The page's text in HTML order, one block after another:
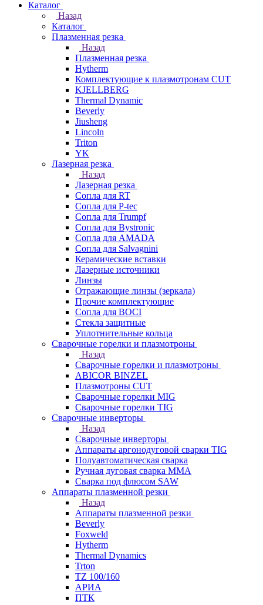
Каталог
Назад
Каталог
Плазменная резка
Назад
Плазменная резка
Hytherm
Комплектующие к плазмотронам CUT
KJELLBERG
Thermal Dynamic
Beverly
Jiusheng
Lincoln
Triton
YK
Лазерная резка
Назад
Лазерная резка
Сопла для RT
Сопла для P-tec
Сопла для Trumpf
Сопла для Bystronic
Сопла для AMADA
Сопла для Salvagnini
Керамические вставки
Лазерные источники
Линзы
Отражающие линзы (зеркала)
Прочие комплектующие
Сопла для BOCI
Стекла защитные
Уплотнительные кольца
Сварочные горелки и плазмотроны
Назад
Сварочные горелки и плазмотроны
ABICOR BINZEL
Плазмотроны CUT
Сварочные горелки MIG
Сварочные горелки TIG
Сварочные инверторы
Назад
Сварочные инверторы
Аппараты аргонодуговой сварки TIG
Полуавтоматическая сварка
Ручная дуговая сварка MMA
Сварка под флюсом SAW
Аппараты плазменной резки
Назад
Аппараты плазменной резки
Beverly
Foxweld
Hytherm
Thermal Dynamics
Trton
TZ 100/160
АРИА
ПТК